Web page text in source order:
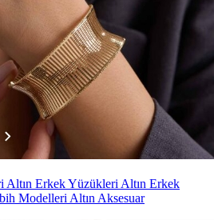
Altın Erkek Yüzükleri Altın Erkek
Modelleri Altın Aksesuar